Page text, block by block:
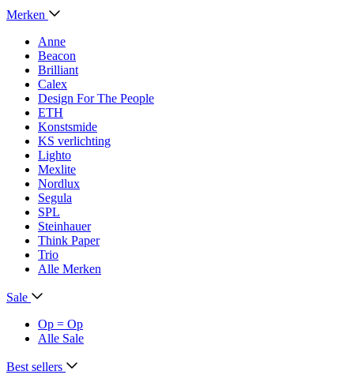
Merken
Anne
Beacon
Brilliant
Calex
Design For The People
ETH
Konstsmide
KS verlichting
Lighto
Mexlite
Nordlux
Segula
SPL
Steinhauer
Think Paper
Trio
Alle Merken
Sale
Op = Op
Alle Sale
Best sellers